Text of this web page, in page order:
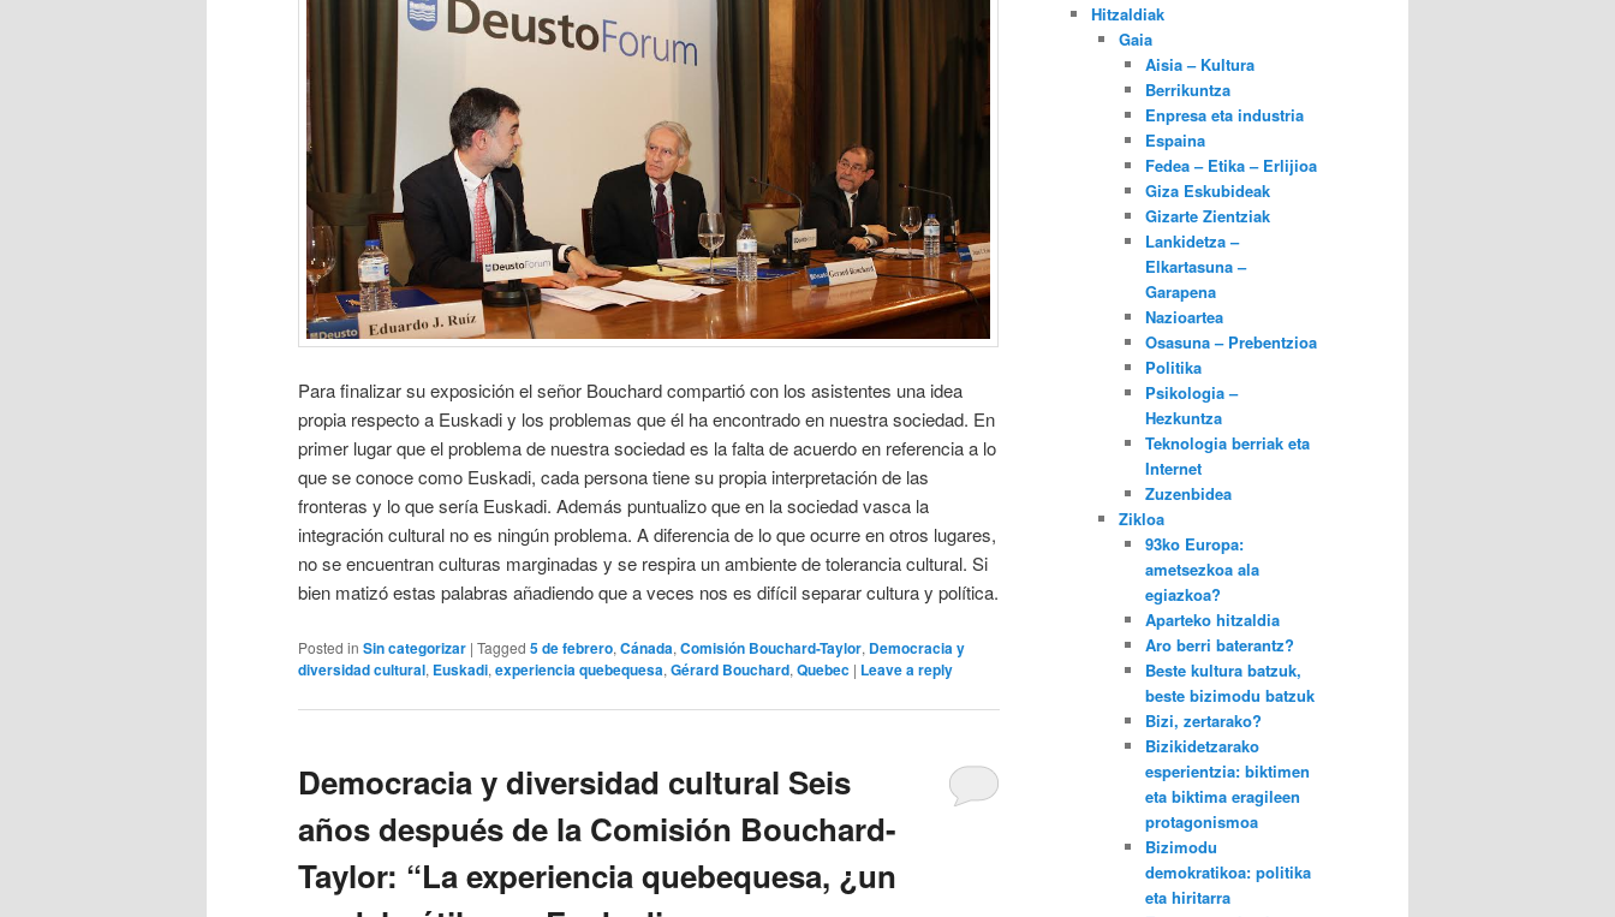
Para finalizar su exposición el señor Bouchard compartió con los asistentes una idea
propia respecto a Euskadi y los problemas que él ha encontrado en nuestra sociedad. En
primer lugar que el problema de nuestra sociedad es la falta de acuerdo en referencia a lo
que se conoce como Euskadi, cada persona tiene su propia interpretación de las
fronteras y lo que sería Euskadi. Además puntualizo que en la sociedad vasca la
integración cultural no es ningún problema. A diferencia de lo que ocurre en otros lugares,
no se encuentran culturas marginadas y se respira un ambiente de tolerancia cultural. Si
bien matizó estas palabras añadiendo que a veces nos es difícil separar cultura y política.
Posted in Sin categorizar | Tagged 5 de febrero, Cánada, Comisión Bouchard-Taylor, Democracia y
diversidad cultural, Euskadi, experiencia quebequesa, Gérard Bouchard, Quebec | Leave a reply
Democracia y diversidad cultural Seis
años después de la Comisión Bouchard-
Taylor: “La experiencia quebequesa, ¿un
Hitzaldiak
Gaia
Aisia – Kultura
Berrikuntza
Enpresa eta industria
Espaina
Fedea – Etika – Erlijioa
Giza Eskubideak
Gizarte Zientziak
Lankidetza –
Elkartasuna –
Garapena
Nazioartea
Osasuna – Prebentzioa
Politika
Psikologia –
Hezkuntza
Teknologia berriak eta
Internet
Zuzenbidea
Zikloa
93ko Europa:
ametsezkoa ala
egiazkoa?
Aparteko hitzaldia
Aro berri baterantz?
Beste kultura batzuk,
beste bizimodu batzuk
Bizi, zertarako?
Bizikidetzarako
esperientzia: biktimen
eta biktima eragileen
protagonismoa
Bizimodu
demokratikoa: politika
eta hiritarra